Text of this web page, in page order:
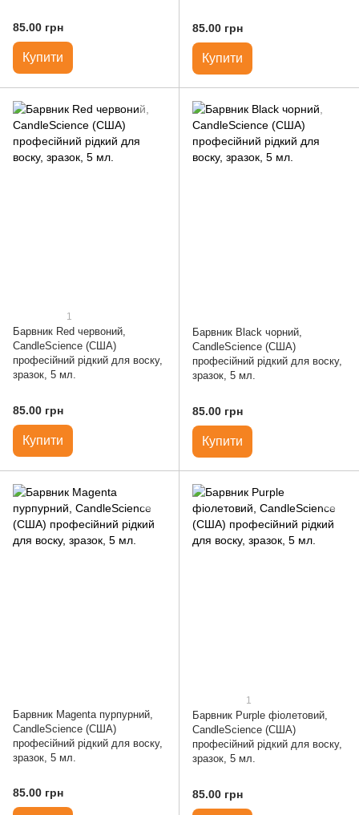
85.00 грн
Купити
85.00 грн
Купити
1
Барвник Red червоний,
CandleScience (США)
професійний рідкий для воску,
зразок, 5 мл.
85.00 грн
Купити
Барвник Black чорний,
CandleScience (США)
професійний рідкий для воску,
зразок, 5 мл.
85.00 грн
Купити
Барвник Magenta пурпурний,
CandleScience (США)
професійний рідкий для воску,
зразок, 5 мл.
85.00 грн
1
Барвник Purple фіолетовий,
CandleScience (США)
професійний рідкий для воску,
зразок, 5 мл.
85.00 грн